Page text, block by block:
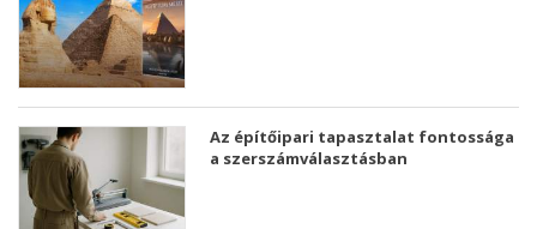
Az építőipari tapasztalat fontossága
a szerszámválasztásban